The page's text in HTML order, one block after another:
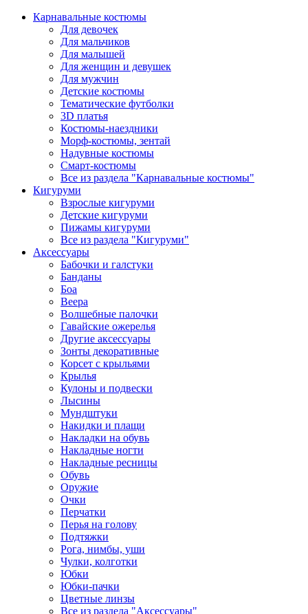
Карнавальные костюмы
Для девочек
Для мальчиков
Для малышей
Для женщин и девушек
Для мужчин
Детские костюмы
Тематические футболки
3D платья
Костюмы-наездники
Морф-костюмы, зентай
Надувные костюмы
Смарт-костюмы
Все из раздела "Карнавальные костюмы"
Кигуруми
Взрослые кигуруми
Детские кигуруми
Пижамы кигуруми
Все из раздела "Кигуруми"
Аксессуары
Бабочки и галстуки
Банданы
Боа
Веера
Волшебные палочки
Гавайские ожерелья
Другие аксессуары
Зонты декоративные
Корсет с крыльями
Крылья
Кулоны и подвески
Лысины
Мундштуки
Накидки и плащи
Накладки на обувь
Накладные ногти
Накладные ресницы
Обувь
Оружие
Очки
Перчатки
Перья на голову
Подтяжки
Рога, нимбы, уши
Чулки, колготки
Юбки
Юбки-пачки
Цветные линзы
Все из раздела "Аксессуары"